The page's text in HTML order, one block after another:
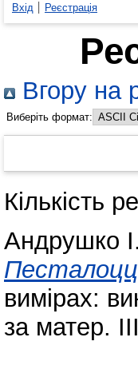
Вхід Реєстрація
Вгору на
Виберіть формат:
Кількість
Андрушко
вимірах:
за матер.